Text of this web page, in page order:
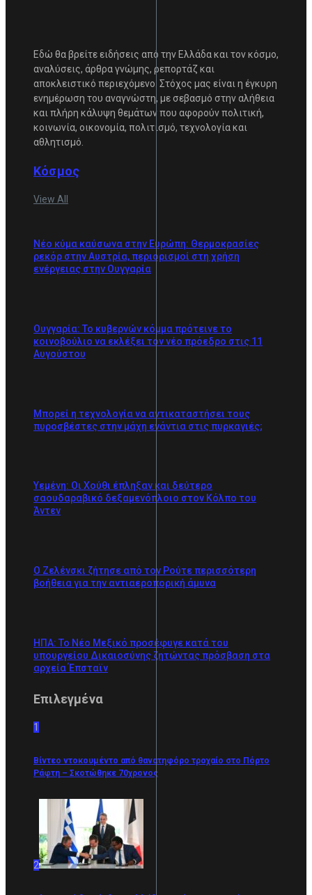
Εδώ θα βρείτε ειδήσεις από την Ελλάδα και τον κόσμο,
αναλύσεις, άρθρα γνώμης, ρεπορτάζ και
αποκλειστικό περιεχόμενο. Στόχος μας είναι η έγκυρη
ενημέρωση του αναγνώστη, με σεβασμό στην αλήθεια
και πλήρη κάλυψη θεμάτων που αφορούν πολιτική,
κοινωνία, οικονομία, πολιτισμό, τεχνολογία και
αθλητισμό.
Κόσμος
View All
Νέο κύμα καύσωνα στην Ευρώπη: Θερμοκρασίες
ρεκόρ στην Αυστρία, περιορισμοί στη χρήση
ενέργειας στην Ουγγαρία
Ουγγαρία: Το κυβερνών κόμμα πρότεινε το
κοινοβούλιο να εκλέξει τον νέο πρόεδρο στις 11
Αυγούστου
Μπορεί η τεχνολογία να αντικαταστήσει τους
πυροσβέστες στην μάχη ενάντια στις πυρκαγιές;
Υεμένη: Οι Χούθι έπληξαν και δεύτερο
σαουδαραβικό δεξαμενόπλοιο στον Κόλπο του
Άντεν
Ο Ζελένσκι ζήτησε από τον Ρούτε περισσότερη
βοήθεια για την αντιαεροπορική άμυνα
ΗΠΑ: Το Νέο Μεξικό προσέφυγε κατά του
υπουργείου Δικαιοσύνης ζητώντας πρόσβαση στα
αρχεία Έπσταϊν
Επιλεγμένα
1
Βίντεο ντοκουμέντο από θανατηφόρο τροχαίο στο Πόρτο
Ράφτη – Σκοτώθηκε 70χρονος
2